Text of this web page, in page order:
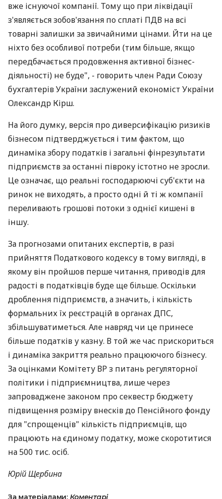
вже існуючої компанії. Тому що при ліквідації
з'являється зобов'язання по сплаті ПДВ на всі
товарні залишки за звичайними цінами. Йти на це
ніхто без особливої потреби (тим більше, якщо
передбачається продовження активної бізнес-
діяльності) не буде", - говорить член Ради Союзу
бухгалтерів України заслужений економіст України
Олександр Кірш.
На його думку, версія про диверсифікацію ризиків
бізнесом підтверджується і тим фактом, що
динаміка збору податків і загальні фінрезультати
підприємств за останні півроку істотно не зросли.
Це означає, що реальні господарюючі суб'єкти на
ринок не виходять, а просто одні й ті ж компанії
переливають грошові потоки з однієї кишені в
іншу.
За прогнозами опитаних експертів, в разі
прийняття Податкового кодексу в тому вигляді, в
якому він пройшов перше читання, приводів для
радості в податківців буде ще більше. Оскільки
дроблення підприємств, а значить, і кількість
формальних їх реєстрацій в органах ДПС,
збільшуватиметься. Але навряд чи це принесе
більше податків у казну. В той же час прискориться
і динаміка закриття реально працюючого бізнесу.
За оцінками Комітету ВР з питань регуляторної
політики і підприємництва, лише через
запроваджене законом про секвестр бюджету
підвищення розміру внесків до Пенсійного фонду
для "спрощенців" кількість підприємців, що
працюють на єдиному податку, може скоротитися
на 500 тис. осіб.
Юрій Щербина
За матеріалами: Коментарі